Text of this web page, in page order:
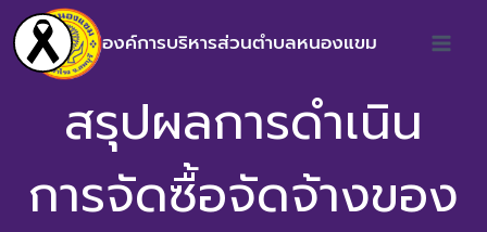
องค์การบริหารส่วนตำบลหนองแขม
สรุปผลการดำเนิน
การจัดซื้อจัดจ้างของ